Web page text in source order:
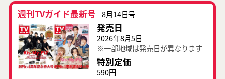
週刊TVガイド最新号 8月14日号
発売日
2026年8月5日
※一部地域は発売日が異なります
特別定価
590円